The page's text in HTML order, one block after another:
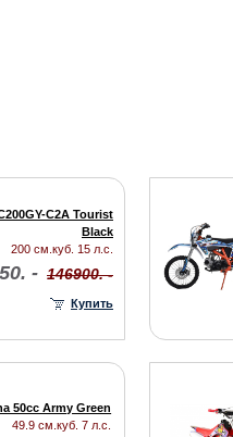
C2A Tourist
Black
200 см.куб. 15 л.с.
- 146900. -
Купить
50cc Army Green
49.9 см.куб. 7 л.с.